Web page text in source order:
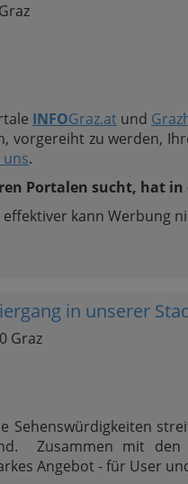
INFOGraz.at und
vorgereiht zu werden,
.
Portalen sucht, hat
kann Werbung
in unserer
Graz
Sehenswürdigkeiten
Zusammen mit den
Angebot - für User